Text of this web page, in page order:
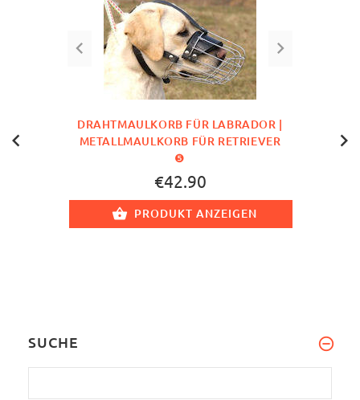
DRAHTMAULKORB FÜR LABRADOR |
METALLMAULKORB FÜR RETRIEVER
❺
€42.90
PRODUKT ANZEIGEN
SUCHE